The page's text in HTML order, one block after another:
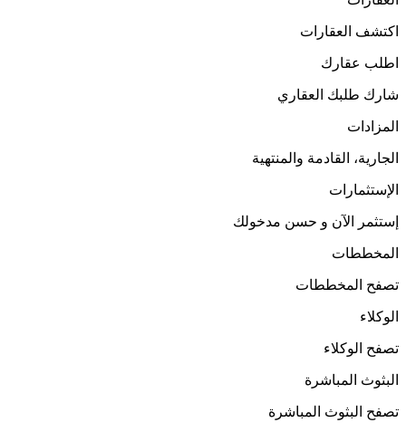
اكتشف العقارات
اطلب عقارك
شارك طلبك العقاري
المزادات
الجارية، القادمة والمنتهية
الإستثمارات
إستثمر الآن و حسن مدخولك
المخططات
تصفح المخططات
الوكلاء
تصفح الوكلاء
البثوث المباشرة
تصفح البثوث المباشرة